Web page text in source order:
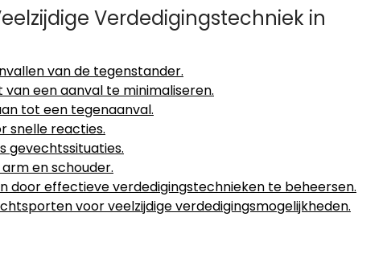
Verdedigingstechniek in
van de tegenstander.
een aanval te minimaliseren.
tot een tegenaanval.
snelle reacties.
gevechtssituaties.
en schouder.
door effectieve verdedigingstechnieken te beheersen.
voor veelzijdige verdedigingsmogelijkheden.